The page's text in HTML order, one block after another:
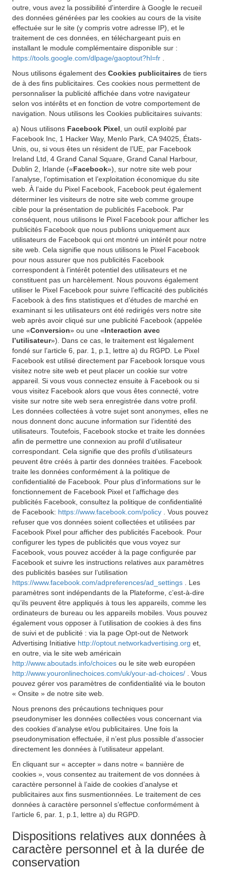
outre, vous avez la possibilité d'interdire à Google le recueil
des données générées par les cookies au cours de la visite
effectuée sur le site (y compris votre adresse IP), et le
traitement de ces données, en téléchargeant puis en
installant le module complémentaire disponible sur :
https://tools.google.com/dlpage/gaoptout?hl=fr
Nous utilisons également des Cookies publicitaires de tiers
de à des fins publicitaires. Ces cookies nous permettent de
personnaliser la publicité affichée dans votre navigateur
selon vos intérêts et en fonction de votre comportement de
navigation. Nous utilisons les Cookies publicitaires suivants:
a) Nous utilisons Facebook Pixel , un outil exploité par
Facebook Inc, 1 Hacker Way, Menlo Park, CA 94025, États-
Unis, ou, si vous êtes un résident de l’UE, par Facebook
Ireland Ltd, 4 Grand Canal Square, Grand Canal Harbour,
Dublin 2, Irlande («Facebook»), sur notre site web pour
l’analyse, l’optimisation et l’exploitation économique du site
web. À l’aide du Pixel Facebook, Facebook peut également
déterminer les visiteurs de notre site web comme groupe
cible pour la présentation de publicités Facebook. Par
conséquent, nous utilisons le Pixel Facebook pour afficher les
publicités Facebook que nous publions uniquement aux
utilisateurs de Facebook qui ont montré un intérêt pour notre
site web. Cela signifie que nous utilisons le Pixel Facebook
pour nous assurer que nos publicités Facebook
correspondent à l’intérêt potentiel des utilisateurs et ne
constituent pas un harcèlement. Nous pouvons également
utiliser le Pixel Facebook pour suivre l’efficacité des publicités
Facebook à des fins statistiques et d’études de marché en
examinant si les utilisateurs ont été redirigés vers notre site
web après avoir cliqué sur une publicité Facebook (appelée
une «Conversion» ou une «Interaction avec
l’utilisateur»). Dans ce cas, le traitement est légalement
fondé sur l’article 6, par. 1, p.1, lettre a) du RGPD. Le Pixel
Facebook est utilisé directement par Facebook lorsque vous
visitez notre site web et peut placer un cookie sur votre
appareil. Si vous vous connectez ensuite à Facebook ou si
vous visitez Facebook alors que vous êtes connecté, votre
visite sur notre site web sera enregistrée dans votre profil.
Les données collectées à votre sujet sont anonymes, elles ne
nous donnent donc aucune information sur l’identité des
utilisateurs. Toutefois, Facebook stocke et traite les données
afin de permettre une connexion au profil d’utilisateur
correspondant. Cela signifie que des profils d’utilisateurs
peuvent être créés à partir des données traitées. Facebook
traite les données conformément à la politique de
confidentialité de Facebook. Pour plus d’informations sur le
fonctionnement de Facebook Pixel et l’affichage des
publicités Facebook, consultez la politique de confidentialité
de Facebook: https://www.facebook.com/policy
. Vous pouvez
refuser que vos données soient collectées et utilisées par
Facebook Pixel pour afficher des publicités Facebook. Pour
configurer les types de publicités que vous voyez sur
Facebook, vous pouvez accéder à la page configurée par
Facebook et suivre les instructions relatives aux paramètres
des publicités basées sur l’utilisation
https://www.facebook.com/adpreferences/ad_settings
. Les
paramètres sont indépendants de la Plateforme, c’est-à-dire
qu’ils peuvent être appliqués à tous les appareils, comme les
ordinateurs de bureau ou les appareils mobiles. Vous pouvez
également vous opposer à l’utilisation de cookies à des fins
de suivi et de publicité : via la page Opt-out de Network
Advertising Initiative http://optout.networkadvertising.org et,
en outre, via le site web américain
http://www.aboutads.info/choices ou le site web européen
http://www.youronlinechoices.com/uk/your-ad-choices/
. Vous
pouvez gérer vos paramètres de confidentialité via le bouton
« Onsite » de notre site web.
Nous prenons des précautions techniques pour
pseudonymiser les données collectées vous concernant via
des cookies d’analyse et/ou publicitaires. Une fois la
pseudonymisation effectuée, il n’est plus possible d’associer
directement les données à l’utilisateur appelant.
En cliquant sur « accepter » dans notre « bannière de
cookies », vous consentez au traitement de vos données à
caractère personnel à l’aide de cookies d’analyse et
publicitaires aux fins susmentionnées. Le traitement de ces
données à caractère personnel s’effectue conformément à
l’article 6, par. 1, p.1, lettre a) du RGPD.
Dispositions relatives aux données à
caractère personnel et à la durée de
conservation